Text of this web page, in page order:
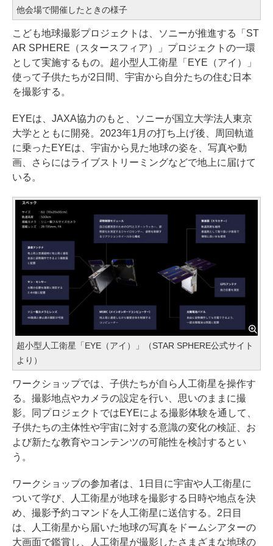
他会場で開催したときの様子
こども地球撮影プロジェクトは、ソニーが推進する「ST
AR SPHERE（スタースフィア）」プロジェクトの一環
として実施するもの。超小型人工衛星「EYE（アイ）」
使って子供たちが2日間、宇宙から自分たちの住む日本
を撮影する。
EYEは、JAXA協力のもと、ソニーが国立大学法人東京
大学とともに開発。2023年1月の打ち上げ後、周回軌道
に乗ったEYEは、宇宙から見た地球の姿を、写真や動
画、さらにはライブストリーミングなどで地上に届けて
いる。
超小型人工衛星「EYE（アイ）」（STAR SPHERE公式サイト
より）
ワークショップでは、子供たちが自ら人工衛星を操作す
る。撮影地点やカメラの設定を行い、思いのままに撮
影。同プロジェクトではEYEによる撮影体験を通して、
子供たちの主体性や宇宙に対する意識の変化の検証、お
よび新たな教育やコンテンツの可能性を検討するとい
う。
ワークショップの参加者は、1日目に宇宙や人工衛星に
ついて学び、人工衛星が地球を撮影する日時や地点を決
め、撮影予約コマンドを人工衛星に送信する。2日目
は、人工衛星から届いた地球の写真をドームシアターの
大画面で鑑賞し、人工衛星が撮影したさまざまな地球の